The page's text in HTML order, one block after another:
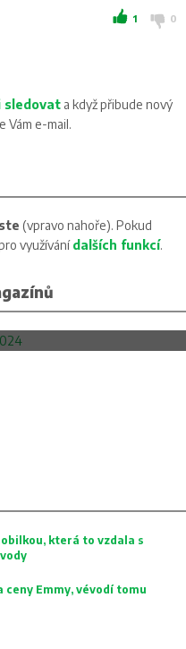
1 0
sledovata když přibude nový
Vám e-mail.
(vpravo nahoře). Pokud
využívánídalších funkcí.
2024
která to vzdala s
ceny Emmy, vévodí tomu